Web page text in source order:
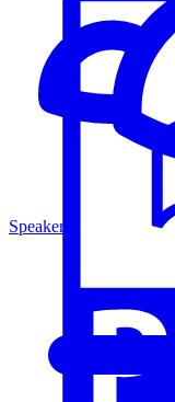
Speakers